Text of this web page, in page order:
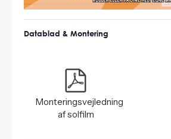
Datablad & Montering
Monteringsvejledning
af solfilm